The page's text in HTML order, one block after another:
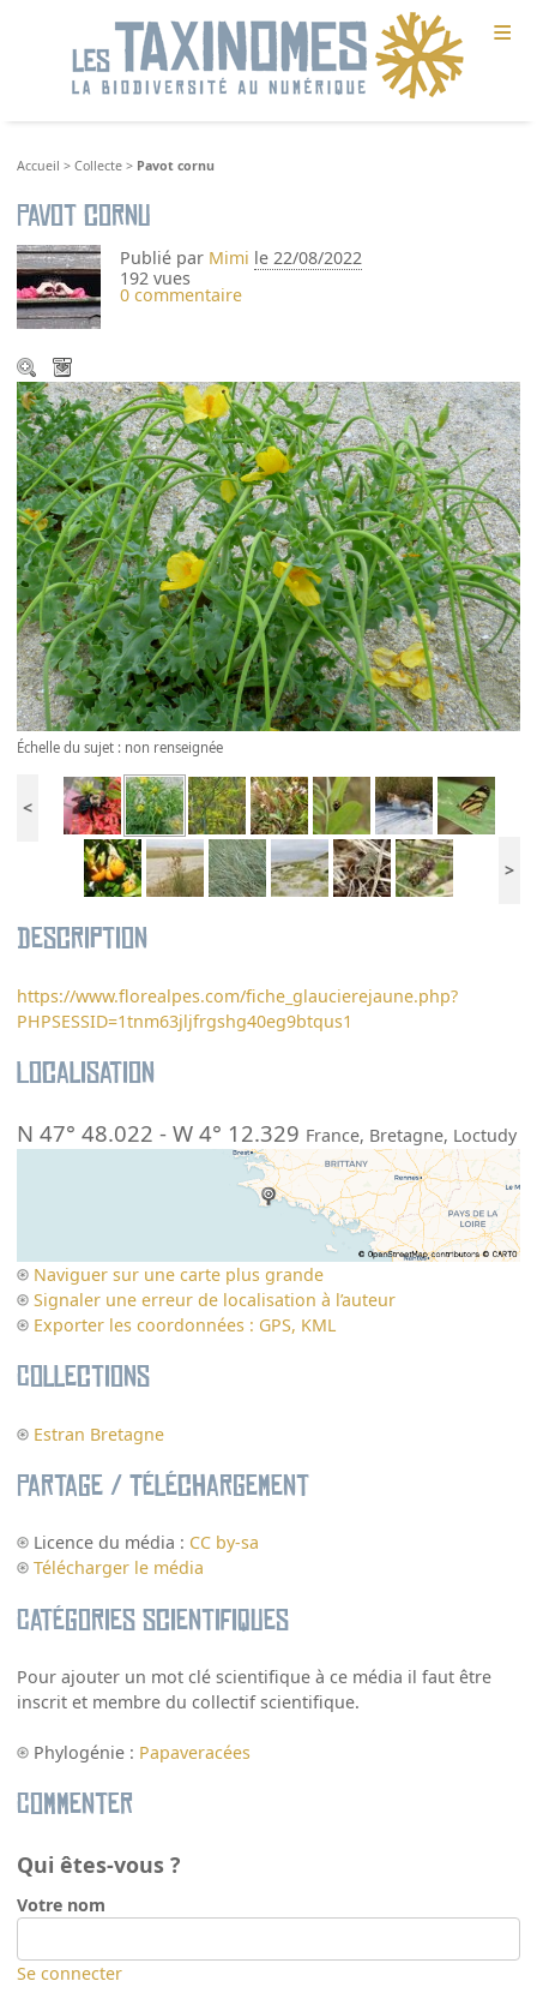
≡
Accueil >Collecte > Pavot cornu
Pavot cornu
Publié par Mimi le 22/08/2022
192 vues
0 commentaire
Échelle du sujet : non renseignée
<
>
Description
https://www.florealpes.com/fiche_glaucierejaune.php?
PHPSESSID=1tnm63jljfrgshg40eg9btqus1
Localisation
N 47° 48.022 -W 4° 12.329 France, Bretagne, Loctudy
Naviguer sur une carte plus grande
Signaler une erreur de localisation à l’auteur
Exporter les coordonnées : GPS, KML
Collections
Estran Bretagne
Partage / Téléchargement
Licence du média : CC by-sa
Télécharger le média
Catégories scientifiques
Pour ajouter un mot clé scientifique à ce média il faut être
inscrit et membre du collectif scientifique.
Phylogénie : Papaveracées
Commenter
Qui êtes-vous ?
Votre nom
Se connecter